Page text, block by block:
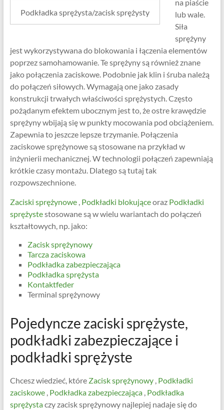
Podkładka sprężysta/zacisk sprężysty
na piaście
lub wale.
Siła
sprężyny
jest wykorzystywana do blokowania i łączenia elementów
poprzez samohamowanie. Te sprężyny są również znane
jako połączenia zaciskowe. Podobnie jak klin i śruba należą
do połączeń siłowych. Wymagają one jako zasady
konstrukcji trwałych właściwości sprężystych. Często
pożądanym efektem ubocznym jest to, że ostre krawędzie
sprężyny wbijają się w punkty mocowania pod obciążeniem.
Zapewnia to jeszcze lepsze trzymanie. Połączenia
zaciskowe sprężynowe są stosowane na przykład w
inżynierii mechanicznej. W technologii połączeń zapewniają
krótkie czasy montażu. Dlatego są tutaj tak
rozpowszechnione.
Zaciski sprężynowe,Podkładki blokująceorazPodkładki
sprężystestosowane są w wielu wariantach do połączeń
kształtowych, np. jako:
Zacisk sprężynowy
Tarcza zaciskowa
Podkładka zabezpieczająca
Podkładka sprężysta
Kontaktfeder
Terminal sprężynowy
Pojedyncze zaciski sprężyste,
podkładki zabezpieczające i
podkładki sprężyste
Chcesz wiedzieć, któreZacisk sprężynowy,Podkładki
zaciskowe,Podkładka zabezpieczająca,Podkładka
sprężystaczy zacisk sprężynowy najlepiej nadaje się do